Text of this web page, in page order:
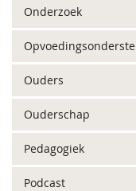
Onderzoek
Ouders
Ouderschap
Pedagogiek
Podcast